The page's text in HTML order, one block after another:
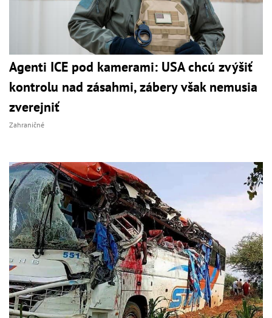
Agenti ICE pod kamerami: USA chcú zvýšiť
kontrolu nad zásahmi, zábery však nemusia
zverejniť
Zahraničné